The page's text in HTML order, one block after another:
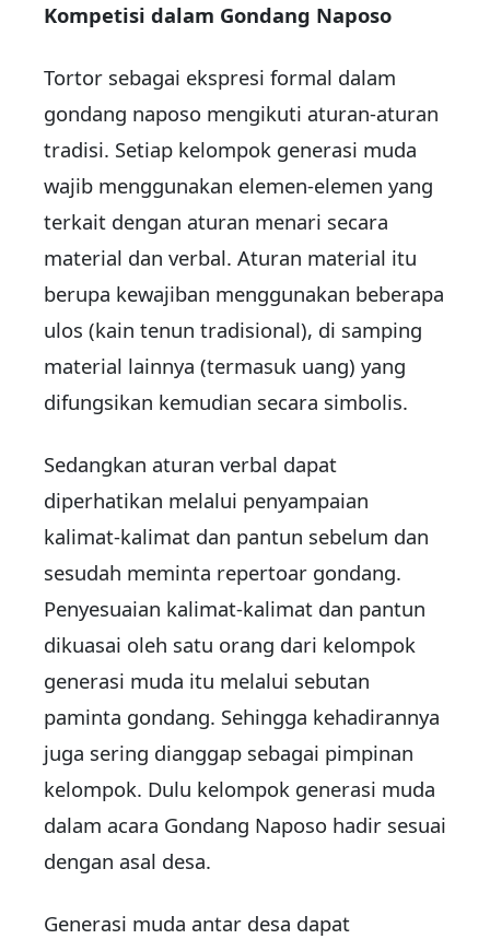
Kompetisi dalam Gondang Naposo
Tortor sebagai ekspresi formal dalam
gondang naposo mengikuti aturan-aturan
tradisi. Setiap kelompok generasi muda
wajib menggunakan elemen-elemen yang
terkait dengan aturan menari secara
material dan verbal. Aturan material itu
berupa kewajiban menggunakan beberapa
ulos (kain tenun tradisional), di samping
material lainnya (termasuk uang) yang
difungsikan kemudian secara simbolis.
Sedangkan aturan verbal dapat
diperhatikan melalui penyampaian
kalimat-kalimat dan pantun sebelum dan
sesudah meminta repertoar gondang.
Penyesuaian kalimat-kalimat dan pantun
dikuasai oleh satu orang dari kelompok
generasi muda itu melalui sebutan
paminta gondang. Sehingga kehadirannya
juga sering dianggap sebagai pimpinan
kelompok. Dulu kelompok generasi muda
dalam acara Gondang Naposo hadir sesuai
dengan asal desa.
Generasi muda antar desa dapat